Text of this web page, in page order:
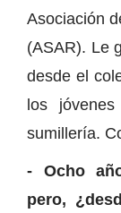
Asociación
(ASAR). Le
desde el
los
sumillería.
- Ocho
pero,